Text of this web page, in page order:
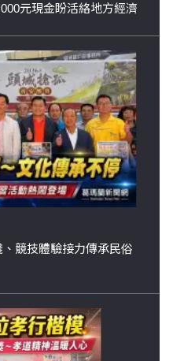
元現金盼活絡地方經濟
競技體驗接力傳承民俗